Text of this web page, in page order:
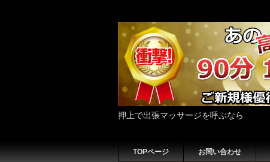
押上で出張マッサージを呼ぶなら
TOPページ お問い合わせ